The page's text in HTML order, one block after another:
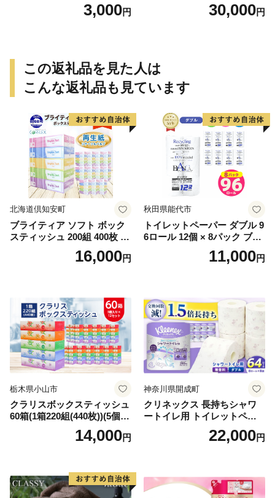
3,000円 30,000円
この返礼品を見た人は
こんな返礼品も見ています
北海道倶知安町
ブライティア ソフト ボック
スティッシュ 200組 400枚 60
箱 日本製 まとめ買い ティッ
シュ リサイクル 長持 防災 常
倶知安町 日用品
16,000円
秋田県能代市
トイレットペーパー ダブル 9
6ロール 12個 × 8パック ブラ
ンカ 再生紙 100％ 芯あり 日
用品 消耗品 無香料 生活用品
11,000円
栃木県小山市
クラリスボックスティッシュ
60箱(1箱220組(440枚))(5個入
り×12セット)【1256759】
14,000円
神奈川県開成町
クリネックス 長持ちシャワ
ートイレ用 トイレットペー
パー（ダブル）64ロール(8ロ
ール×8パック) 開成町 トイレ
蓄 防災 エコ 消耗品 生活雑貨
生活用品 無香料 トイレット
22,000円